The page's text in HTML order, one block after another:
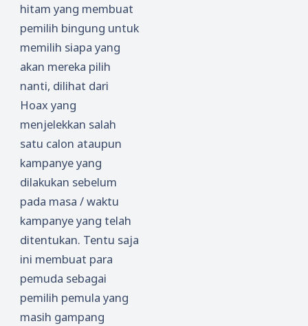
hitam yang membuat
pemilih bingung untuk
memilih siapa yang
akan mereka pilih
nanti, dilihat dari
Hoax yang
menjelekkan salah
satu calon ataupun
kampanye yang
dilakukan sebelum
pada masa / waktu
kampanye yang telah
ditentukan. Tentu saja
ini membuat para
pemuda sebagai
pemilih pemula yang
masih gampang